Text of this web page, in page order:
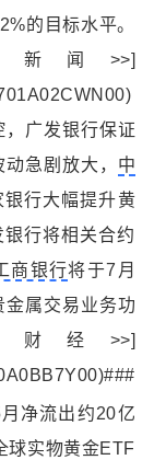
的目标水平。
闻>>]
广发银行保证
急剧放大， 中
银行大幅提升黄
行将相关合约
商银行将于7月
属交易业务功
经>>]
净流出约20亿
球实物黄金ETF